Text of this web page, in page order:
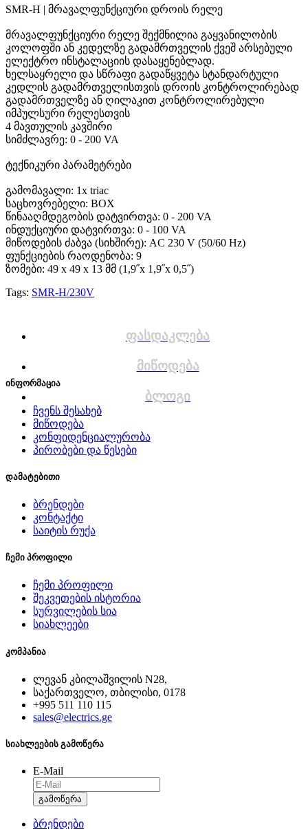
SMR-H | მრავალფუნქციური დროის რელე
მრავალფუნქციური რელე შექმნილია გაყვანილობის
კოლოფში ან კედელზე გადამრთველის ქვეშ არსებული
ელექტრო ინსტალაციის დასაყენებლად.
ხელსაყრელი და სწრაფი გადაწყვეტა სტანდარტული
კედლის გადამრთველისთვის დროის კონტროლირებად
გადამრთველზე ან ღილაკით კონტროლირებული
იმპულსური რელესთვის
4 მავთულის კავშირი
სიმძლავრე: 0 - 200 VA
ტექნიკური პარამეტრები
გამომავალი: 1x triac
საცხოვრებელი: BOX
წინააღმდეგობის დატვირთვა: 0 - 200 VA
ინდუქციური დატვირთვა: 0 - 100 VA
მიწოდების ძაბვა (სიხშირე): AC 230 V (50/60 Hz)
ფუნქციების რაოდენობა: 9
ზომები: 49 x 49 x 13 მმ (1,9˝x 1,9˝x 0,5˝)
Tags: SMR-H/230V
ფასდაკლება
მიწოდება
ბლოგი
ინფორმაცია
ჩვენს შესახებ
მიწოდება
კონფიდენციალურობა
პირობები და წესები
დამატებითი
ბრენდები
კონტაქტი
საიტის რუქა
ჩემი პროფილი
ჩემი პროფილი
შეკვეთების ისტორია
სურვილების სია
სიახლეები
კომპანია
ლევან კბილაშვილის N28,
საქართველო, თბილისი, 0178
+995 511 110 115
sales@electrics.ge
სიახლეების გამოწერა
E-Mail
გამოწერა
ბრენდები